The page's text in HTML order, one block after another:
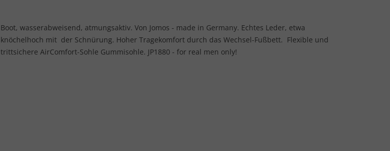
Boot, wasserabweisend, atmungsaktiv. Von Jomos - made in Germany. Echtes Leder, etwa
knöchelhoch mit der Schnürung. Hoher Tragekomfort durch das Wechsel-Fußbett. Flexible und
trittsichere AirComfort-Sohle Gummisohle. JP1880 - for real men only!